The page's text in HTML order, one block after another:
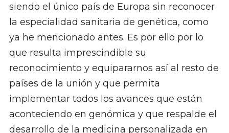
siendo el único país de Europa sin reconocer
la especialidad sanitaria de genética, como
ya he mencionado antes. Es por ello por lo
que resulta imprescindible su
reconocimiento y equipararnos así al resto de
países de la unión y que permita
implementar todos los avances que están
aconteciendo en genómica y que respalde el
desarrollo de la medicina personalizada en